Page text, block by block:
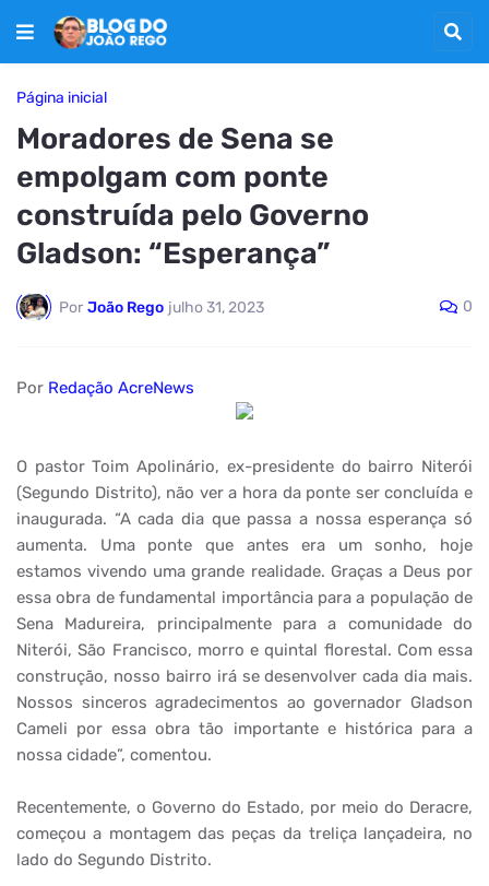
Página inicial
Moradores de Sena se
empolgam com ponte
construída pelo Governo
Gladson: “Esperança”
Por João Rego julho 31, 2023 0
Por Redação AcreNews
O pastor Toim Apolinário, ex-presidente do bairro Niterói
(Segundo Distrito), não ver a hora da ponte ser concluída e
inaugurada. “A cada dia que passa a nossa esperança só
aumenta. Uma ponte que antes era um sonho, hoje
estamos vivendo uma grande realidade. Graças a Deus por
essa obra de fundamental importância para a população de
Sena Madureira, principalmente para a comunidade do
Niterói, São Francisco, morro e quintal florestal. Com essa
construção, nosso bairro irá se desenvolver cada dia mais.
Nossos sinceros agradecimentos ao governador Gladson
Cameli por essa obra tão importante e histórica para a
nossa cidade”, comentou.
Recentemente, o Governo do Estado, por meio do Deracre,
começou a montagem das peças da treliça lançadeira, no
lado do Segundo Distrito.